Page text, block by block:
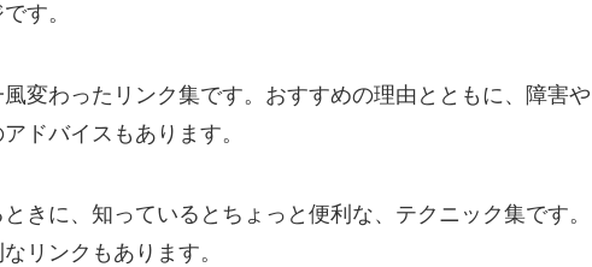
す。
風変わったリンク集です。おすすめの理由 とともに、 障害や
ドバイスもあります。
きに、 知っているとちょっと 便利 な、テクニック集です。
なリンクもあります。